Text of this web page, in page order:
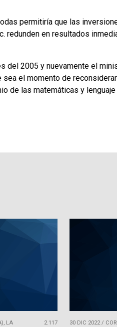
permitiría que las
redunden en resultados
del 2005 y nuevamente el
el momento de
de las matemáticas y
LA
2.117 30 DIC 2022/